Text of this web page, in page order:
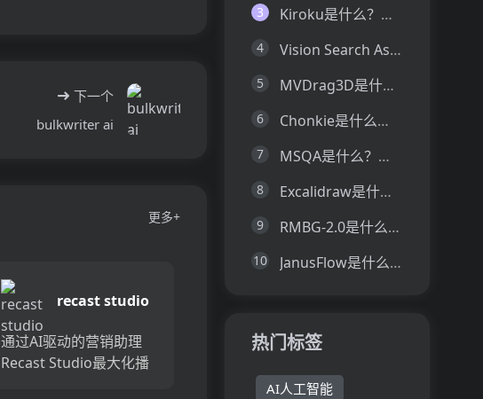
下一个
bulkwriter ai
更多+
recast studio
通过AI驱动的营销助理
Recast Studio最大化播
能包括:组
3 Kiroku是什么？一文让你看懂Kiroku的技术原理、主要功能、应用场景
4 Vision Search Assistant是什么？一文让你看懂Vision Search Assistant的技术原理、主要功能、应用场景
5 MVDrag3D是什么？一文让你看懂MVDrag3D的技术原理、主要功能、应用场景
6 Chonkie是什么？一文让你看懂Chonkie的技术原理、主要功能、应用场景
7 MSQA是什么？一文让你看懂MSQA的技术原理、主要功能、应用场景
8 Excalidraw是什么？一文让你看懂Excalidraw的技术原理、主要功能、应用场景
9 RMBG-2.0是什么？一文让你看懂RMBG-2.0的技术原理、主要功能、应用场景
10 JanusFlow是什么？一文让你看懂JanusFlow的技术原理、主要功能、应用场景
热门标签
AI人工智能